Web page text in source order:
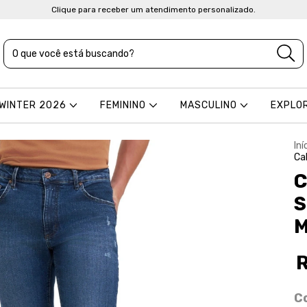
Clique para receber um atendimento personalizado.
2026 FEMININO MASCULINO